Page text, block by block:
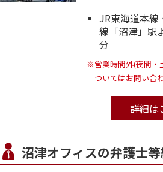
JR東海道本線
線「沼津」駅
分
※営業時間外(夜間・
ついてはお問い合
詳細は
沼津オフィスの弁護士